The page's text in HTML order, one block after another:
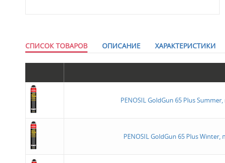
СПИСОК ТОВАРОВ ОПИСАНИЕ ХАРАКТЕРИСТИКИ
PENOSIL GoldGun 65 Plus
PENOSIL GoldGun 65 Plus